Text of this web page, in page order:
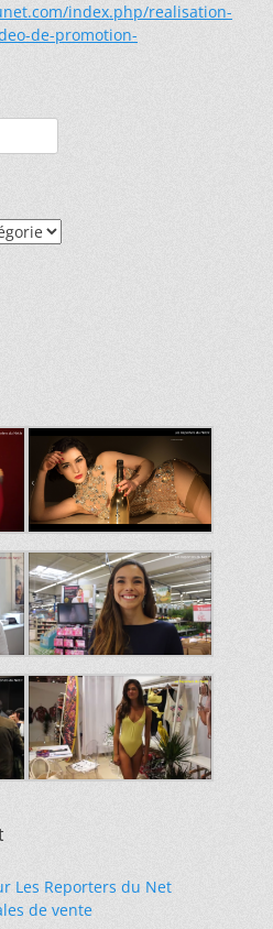
index.php/realisation-
de-promotion-
Les Reporters du Net
de vente